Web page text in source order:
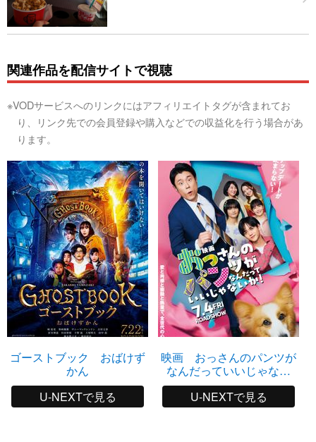
関連作品を配信サイトで視聴
※VODサービスへのリンクにはアフィリエイトタグが含まれてお
り、リンク先での会員登録や購入などでの収益化を行う場合があ
ります。
ゴーストブック おばけず
かん
U-NEXTで見る
映画 おっさんのパンツが
なんだっていいじゃない
か！
U-NEXTで見る